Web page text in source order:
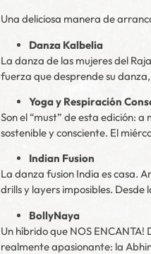
Una deliciosa manera de
Danza Kalbelia
La danza de las mujeres del
fuerza que desprende su
Yoga y Respiración
Son el “must” de esta edición:
sostenible y consciente. El
Indian Fusion
La danza fusion India es casa.
drills y layers imposibles. Desde
BollyNaya
Un híbrido que NOS
realmente apasionante: la